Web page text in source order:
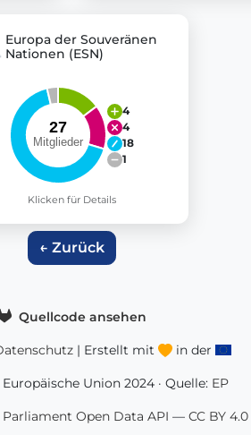
Europa der Souveränen
Nationen (ESN)
4
4
18
1
Klicken für Details
← Zurück
Quellcode ansehen
| Erstellt mit in der
Union 2024 · Quelle: EP
Parliament Open Data API — CC BY 4.0